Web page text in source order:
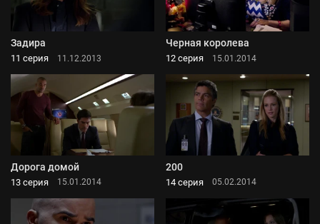
Задира
11 серия 11.12.2013
Черная королева
12 серия 15.01.2014
Дорога домой
13 серия 15.01.2014
200
14 серия 05.02.2014